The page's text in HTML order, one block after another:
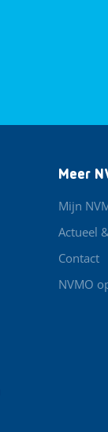
Meer
Mijn
Actueel
Contact
NVMO